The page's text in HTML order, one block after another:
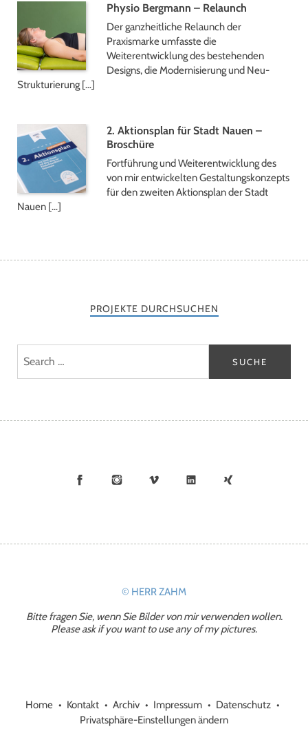
Physio Bergmann – Relaunch
Der ganzheitliche Relaunch der
Praxismarke umfasste die
Weiterentwicklung des bestehenden
Designs, die Modernisierung und Neu-
Strukturierung […]
2. Aktionsplan für Stadt Nauen –
Broschüre
Fortführung und Weiterentwicklung des
von mir entwickelten Gestaltungskonzepts
für den zweiten Aktionsplan der Stadt
Nauen […]
PROJEKTE DURCHSUCHEN
© HERR ZAHM
Bitte fragen Sie, wenn Sie Bilder von mir verwenden wollen.
Please ask if you want to use any of my pictures.
Home Kontakt Archiv Impressum
Datenschutz
Privatsphäre-Einstellungen ändern